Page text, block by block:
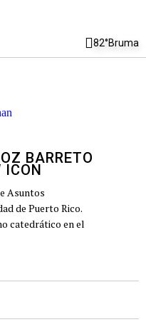
82°Bruma
BARRETO
Asuntos
de Puerto Rico.
catedrático en el